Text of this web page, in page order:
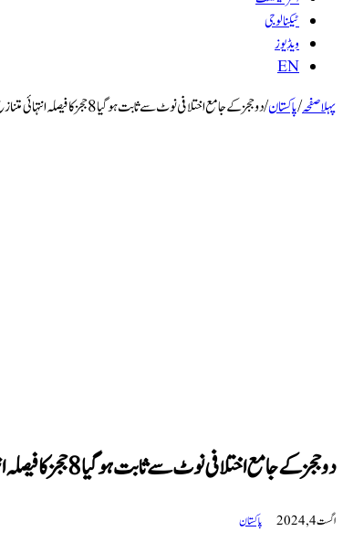
ٹیکنالوجی
ویڈیوز
EN
پہلا صفحہ/پاکستان/دو ججز کے جامع اختلافی نوٹ سے ثابت ہوگیا 8 ججز کا فیصلہ انتہائی متنازع ہے۔ عرفان صدیقی
دو ججز کے جامع اختلافی نوٹ سے ثابت ہوگیا 8 ججز کا فیصلہ انتہائی متنازع ہے۔ عرفان صدیقی
اگست 4, 2024 پاکستان